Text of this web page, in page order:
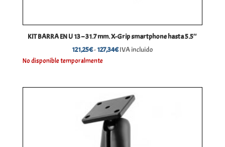
KIT BARRA EN U 13 – 31.7 mm. X-Grip smartphone hasta 5.5″
121,25€-127,34€Rango
121,25€
hasta
127,34€
IVA incluido
No disponible temporalmente